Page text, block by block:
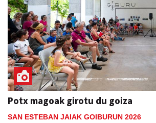
Potx magoak girotu du goiza
SAN ESTEBAN JAIAK GOIBURUN 2026